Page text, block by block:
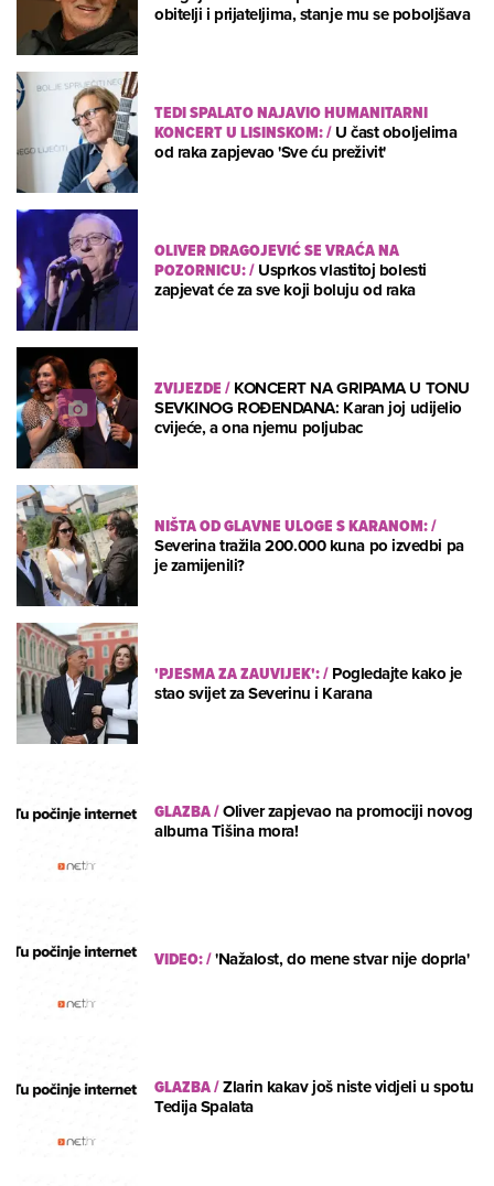
obitelji i prijateljima, stanje mu se poboljšava
TEDI SPALATO NAJAVIO HUMANITARNI
KONCERT U LISINSKOM:/U čast oboljelima
od raka zapjevao 'Sve ću preživit'
OLIVER DRAGOJEVIĆ SE VRAĆA NA
POZORNICU:/Usprkos vlastitoj bolesti
zapjevat će za sve koji boluju od raka
ZVIJEZDE/KONCERT NA GRIPAMA U TONU
SEVKINOG ROĐENDANA: Karan joj udijelio
cvijeće, a ona njemu poljubac
NIŠTA OD GLAVNE ULOGE S KARANOM:/
Severina tražila 200.000 kuna po izvedbi pa
je zamijenili?
'PJESMA ZA ZAUVIJEK':/Pogledajte kako je
stao svijet za Severinu i Karana
GLAZBA/Oliver zapjevao na promociji novog
albuma Tišina mora!
VIDEO:/'Nažalost, do mene stvar nije doprla'
GLAZBA/Zlarin kakav još niste vidjeli u spotu
Tedija Spalata